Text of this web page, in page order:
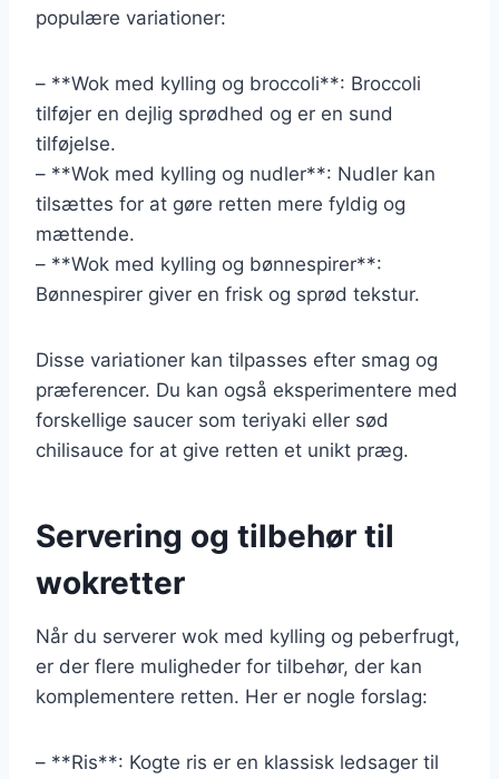
populære variationer:
– **Wok med kylling og broccoli**: Broccoli
tilføjer en dejlig sprødhed og er en sund
tilføjelse.
– **Wok med kylling og nudler**: Nudler kan
tilsættes for at gøre retten mere fyldig og
mættende.
– **Wok med kylling og bønnespirer**:
Bønnespirer giver en frisk og sprød tekstur.
Disse variationer kan tilpasses efter smag og
præferencer. Du kan også eksperimentere med
forskellige saucer som teriyaki eller sød
chilisauce for at give retten et unikt præg.
Servering og tilbehør til
wokretter
Når du serverer wok med kylling og peberfrugt,
er der flere muligheder for tilbehør, der kan
komplementere retten. Her er nogle forslag:
– **Ris**: Kogte ris er en klassisk ledsager til